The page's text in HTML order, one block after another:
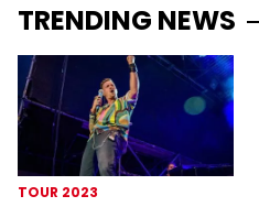
TRENDING NEWS
TOUR 2023